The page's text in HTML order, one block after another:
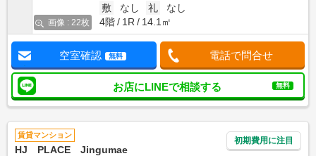
画像 : 22枚
敷
なし 礼
なし
4階
1R 14.1㎡
空室確認 無料 電話で問合せ
お店にLINEで相談する 無料
賃貸マンション
HJ PLACE Jingumae
初期費用に注目